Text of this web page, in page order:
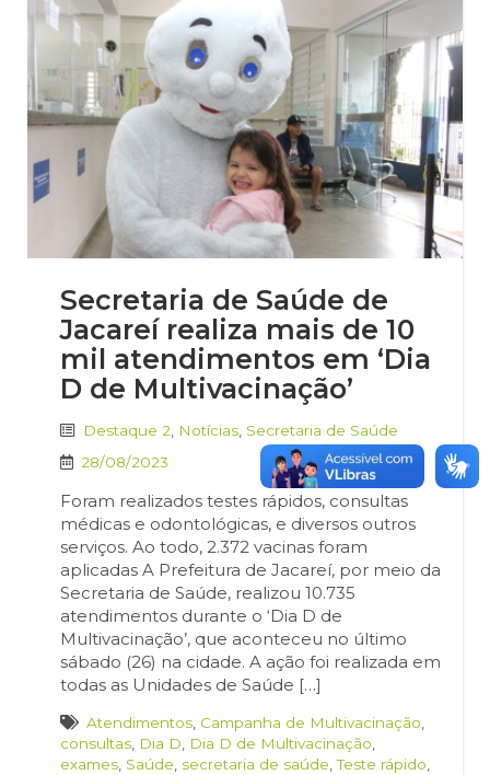
Secretaria de Saúde de
Jacareí realiza mais de 10
mil atendimentos em ‘Dia
D de Multivacinação’
Destaque 2 Notícias Secretaria de Saúde
28/08/2023
Foram realizados testes rápidos, consultas
médicas e odontológicas, e diversos outros
serviços. Ao todo, 2.372‬ vacinas foram
aplicadas A Prefeitura de Jacareí, por meio da
Secretaria de Saúde, realizou 10.735
atendimentos durante o ‘Dia D de
Multivacinação’, que aconteceu no último
sábado (26) na cidade. A ação foi realizada em
todas as Unidades de Saúde […]
Atendimentos Campanha de Multivacinação
consultas Dia D Dia D de Multivacinação
exames Saúde secretaria de saúde ,Teste rápido